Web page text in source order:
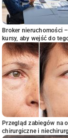
Broker nieruchomości
kursy, aby wejść do
Przegląd zabiegów na
chirurgiczne i